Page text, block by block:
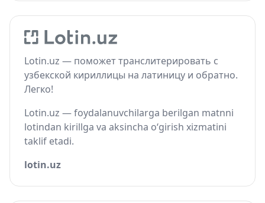
Lotin.uz — поможет транслитерировать с
узбекской кириллицы на латиницу и обратно.
Легко!
Lotin.uz — foydalanuvchilarga berilgan matnni
lotindan kirillga va aksincha o‘girish xizmatini
taklif etadi.
lotin.uz